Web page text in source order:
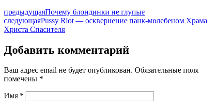
предыдущаяПочему блондинки не глупые
следующаяPussy Riot — осквернение панк-молебеном Храма
Христа Спасителя
Добавить комментарий
Ваш адрес email не будет опубликован. Обязательные поля
помечены *
Имя *